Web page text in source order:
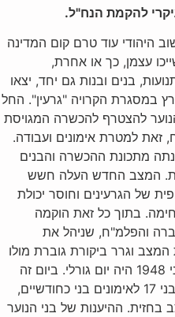
להקמת הנח"ל.
היהודי עוד טרם קום המדינה
עצמן, כך או אחרת,
בנים ובנות גם יחד, יצאו
במסגרת הקרויה "גרעין"‏‏. החל
הנוער להצטרף להכשרה המגויסת
למטרת אימונים ועבודה.
מתכונת ההכשרה והבנים
המצב החדש העלה חשש
של הגרעינים וחוסר יכולת
בתוך כל זאת הוקמה
והפלמ"ח, שניהל את
וגרר ביקורת גוברת מולו
מצידן של תנועות הנוער. ה- 11 ביוני 1948 היה יום גורלי. ביום זה
אישרה הממשלה הזמנית גיוס של בני 17 לאימונים בני כחודשיים,
ההיענות של בני הנוער